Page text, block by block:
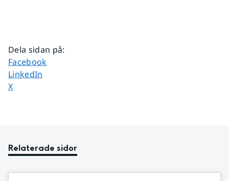
Dela sidan på:
Dela sidan på
Facebook
Dela sidan på
LinkedIn
Dela sidan på
X
Relaterade sidor